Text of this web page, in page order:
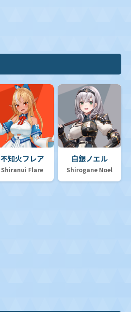
不知火フレア
Shiranui Flare
白銀ノエル
Shirogane Noel